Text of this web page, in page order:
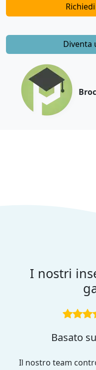
Diventa
I nostri
Basato
Il nostro team